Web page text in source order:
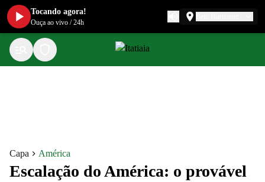
Capa América
Escalação do América: o provável
Tocando agora!
Ouça ao vivo /24h